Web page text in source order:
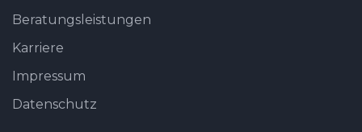
Beratungsleistungen
Karriere
Impressum
Datenschutz